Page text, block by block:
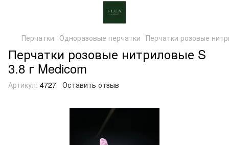
Перчатки Одноразовые перчатки Перчатки розовые
Перчатки розовые нитриловые S
3.8 г Medicom
Артикул: 4727 Оставить отзыв